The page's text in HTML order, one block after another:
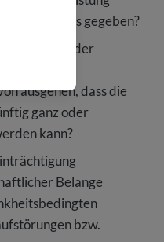
gegeben?
Kann der
der
ausgehen, dass die
ganz oder
kann?
Belange
bzw.